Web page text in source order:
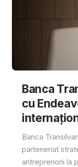
Banca
cu
Banca
parteneriat
antreprenorii la